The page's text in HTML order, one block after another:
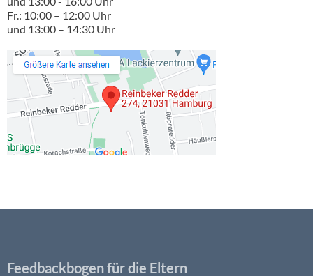
Fr.: 10:00 – 12:00 Uhr
und 13:00 – 14:30 Uhr
Feedbackbogen für die Eltern